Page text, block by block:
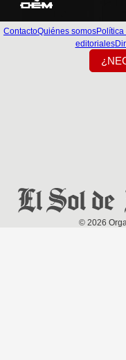
ContactoQuiénes somos
editoriales
© 2026